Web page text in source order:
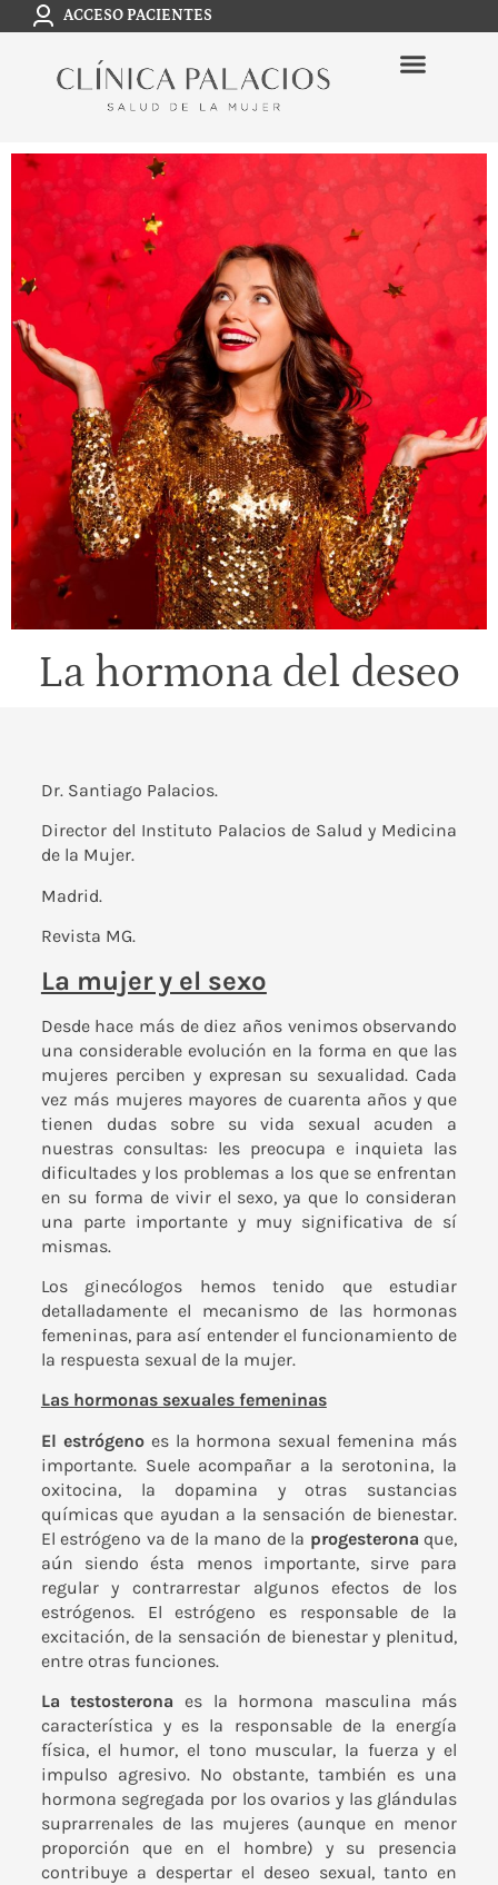
ACCESO PACIENTES
La hormona del deseo
Dr. Santiago Palacios.
Director del Instituto Palacios de Salud y Medicina
de la Mujer.
Madrid.
Revista MG.
La mujer y el sexo
Desde hace más de diez años venimos observando
una considerable evolución en la forma en que las
mujeres perciben y expresan su sexualidad. Cada
vez más mujeres mayores de cuarenta años y que
tienen dudas sobre su vida sexual acuden a
nuestras consultas: les preocupa e inquieta las
dificultades y los problemas a los que se enfrentan
en su forma de vivir el sexo, ya que lo consideran
una parte importante y muy significativa de sí
mismas.
Los ginecólogos hemos tenido que estudiar
detalladamente el mecanismo de las hormonas
femeninas, para así entender el funcionamiento de
la respuesta sexual de la mujer.
Las hormonas sexuales femeninas
El estrógeno es la hormona sexual femenina más
importante. Suele acompañar a la serotonina, la
oxitocina, la dopamina y otras sustancias
químicas que ayudan a la sensación de bienestar.
El estrógeno va de la mano de la progesterona que,
aún siendo ésta menos importante, sirve para
regular y contrarrestar algunos efectos de los
estrógenos. El estrógeno es responsable de la
excitación, de la sensación de bienestar y plenitud,
entre otras funciones.
La testosterona es la hormona masculina más
característica y es la responsable de la energía
física, el humor, el tono muscular, la fuerza y el
impulso agresivo. No obstante, también es una
hormona segregada por los ovarios y las glándulas
suprarrenales de las mujeres (aunque en menor
proporción que en el hombre) y su presencia
contribuye a despertar el deseo sexual, tanto en